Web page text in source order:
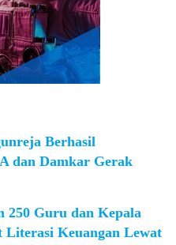
Berhasil
dan Damkar Gerak
250 Guru dan Kepala
Literasi Keuangan Lewat